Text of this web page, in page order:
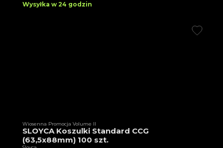
Wysyłka w 24 godzin
Wiosenna Promocja Volume II
SLOYCA Koszulki Standard CCG
(63,5x88mm) 100 szt.